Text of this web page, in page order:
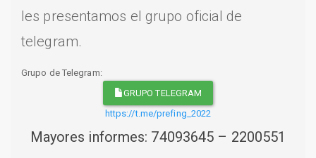
les presentamos el grupo oficial de
telegram.
Grupo de Telegram:
GRUPO TELEGRAM
https://t.me/prefing_2022
Mayores informes: 74093645 – 2200551